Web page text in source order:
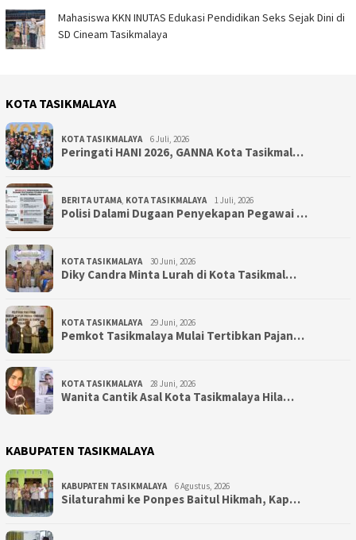
Mahasiswa KKN INUTAS Edukasi Pendidikan Seks Sejak Dini di
SD Cineam Tasikmalaya
KOTA TASIKMALAYA
KOTA TASIKMALAYA 6 Juli, 2026
Peringati HANI 2026, GANNA Kota Tasikmal…
BERITA UTAMA KOTA TASIKMALAYA 1 Juli, 2026
Polisi Dalami Dugaan Penyekapan Pegawai …
KOTA TASIKMALAYA 30 Juni, 2026
Diky Candra Minta Lurah di Kota Tasikmal…
KOTA TASIKMALAYA 29 Juni, 2026
Pemkot Tasikmalaya Mulai Tertibkan Pajan…
KOTA TASIKMALAYA 28 Juni, 2026
Wanita Cantik Asal Kota Tasikmalaya Hila…
KABUPATEN TASIKMALAYA
KABUPATEN TASIKMALAYA 6 Agustus, 2026
Silaturahmi ke Ponpes Baitul Hikmah, Kap…